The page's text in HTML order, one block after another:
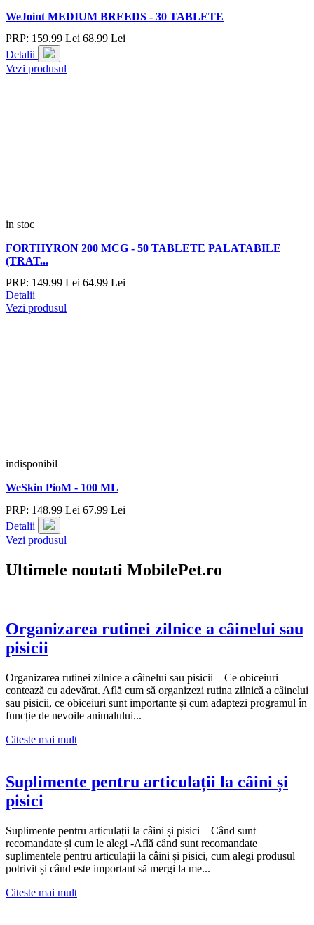
WeJoint MEDIUM BREEDS - 30 TABLETE
PRP: 159.99 Lei 68.99 Lei
Detalii
Vezi produsul
in stoc
FORTHYRON 200 MCG - 50 TABLETE PALATABILE
(TRAT...
PRP: 149.99 Lei 64.99 Lei
Detalii
Vezi produsul
indisponibil
WeSkin PioM - 100 ML
PRP: 148.99 Lei 67.99 Lei
Detalii
Vezi produsul
Ultimele noutati MobilePet.ro
Organizarea rutinei zilnice a câinelui sau
pisicii
Organizarea rutinei zilnice a câinelui sau pisicii – Ce obiceiuri
contează cu adevărat. Află cum să organizezi rutina zilnică a câinelui
sau pisicii, ce obiceiuri sunt importante și cum adaptezi programul în
funcție de nevoile animalului...
Citeste mai mult
Suplimente pentru articulații la câini și
pisici
Suplimente pentru articulații la câini și pisici – Când sunt
recomandate și cum le alegi -Află când sunt recomandate
suplimentele pentru articulații la câini și pisici, cum alegi produsul
potrivit și când este important să mergi la me...
Citeste mai mult